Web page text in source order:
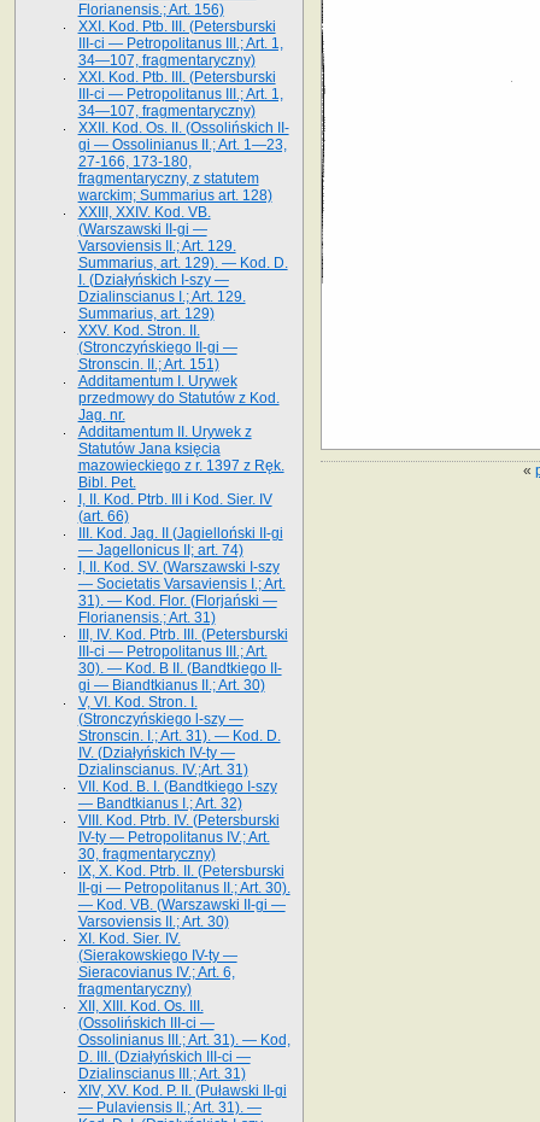
«
Florianensis.; Art. 156)
XXI. Kod. Ptb. III. (Petersburski
III-ci — Petropolitanus III.; Art. 1,
34—107, fragmentaryczny)
XXI. Kod. Ptb. III. (Petersburski
III-ci — Petropolitanus III.; Art. 1,
34—107, fragmentaryczny)
XXII. Kod. Os. II. (Ossolińskich II-
gi — Ossolinianus II.; Art. 1—23,
27-166, 173-180,
fragmentaryczny, z statutem
warckim; Summarius art. 128)
XXIII, XXIV. Kod. VB.
(Warszawski II-gi —
Varsoviensis II.; Art. 129.
Summarius, art. 129). — Kod. D.
I. (Działyńskich I-szy —
Dzialinscianus I.; Art. 129.
Summarius, art. 129)
XXV. Kod. Stron. II.
(Stronczyńskiego II-gi —
Stronscin. II.; Art. 151)
Additamentum I. Urywek
przedmowy do Statutów z Kod.
Jag. nr.
Additamentum II. Urywek z
Statutów Jana księcia
mazowieckiego z r. 1397 z Ręk.
Bibl. Pet.
I, II. Kod. Ptrb. III i Kod. Sier. IV
(art. 66)
III. Kod. Jag. II (Jagielloński II-gi
— Jagellonicus II; art. 74)
I, II. Kod. SV. (Warszawski I-szy
— Societatis Varsaviensis I.; Art.
31). — Kod. Flor. (Florjański —
Florianensis.; Art. 31)
III, IV. Kod. Ptrb. III. (Petersburski
III-ci — Petropolitanus III.; Art.
30). — Kod. B II. (Bandtkiego II-
gi — Biandtkianus II.; Art. 30)
V, VI. Kod. Stron. I.
(Stronczyńskiego l-szy —
Stronscin. I.; Art. 31). — Kod. D.
IV. (Działyńskich IV-ty —
Dzialinscianus. IV.;Art. 31)
VII. Kod. B. I. (Bandtkiego I-szy
— Bandtkianus I.; Art. 32)
VIII. Kod. Ptrb. IV. (Petersburski
IV-ty — Petropolitanus IV.; Art.
30, fragmentaryczny)
IX, X. Kod. Ptrb. II. (Petersburski
II-gi — Petropolitanus II.; Art. 30).
— Kod. VB. (Warszawski II-gi —
Varsoviensis II.; Art. 30)
XI. Kod. Sier. IV.
(Sierakowskiego IV-ty —
Sieracovianus IV.; Art. 6,
fragmentaryczny)
XII, XIII. Kod. Os. III.
(Ossolińskich III-ci —
Ossolinianus III.; Art. 31). — Kod,
D. III. (Działyńskich III-ci —
Dzialinscianus III.; Art. 31)
XIV, XV. Kod. P. II. (Puławski II-gi
— Pulaviensis II.; Art. 31). —